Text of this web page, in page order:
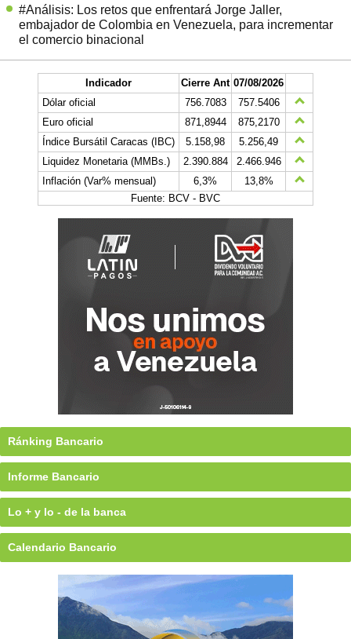
#Análisis: Los retos que enfrentará Jorge Jaller,
embajador de Colombia en Venezuela, para incrementar
el comercio binacional
Indicador Cierre Ant 07/08/2026
Dólar oficial
756.7083
757.5406
Euro oficial
871,8944
875,2170
Índice Bursátil Caracas (IBC)
5.158,98
5.256,49
Liquidez Monetaria (MMBs.)
2.390.884
2.466.946
Inflación (Var% mensual)
6,3%
13,8%
Fuente: BCV - BVC
Ránking Bancario
Informe Bancario
Lo + y lo - de la banca
Calendario Bancario